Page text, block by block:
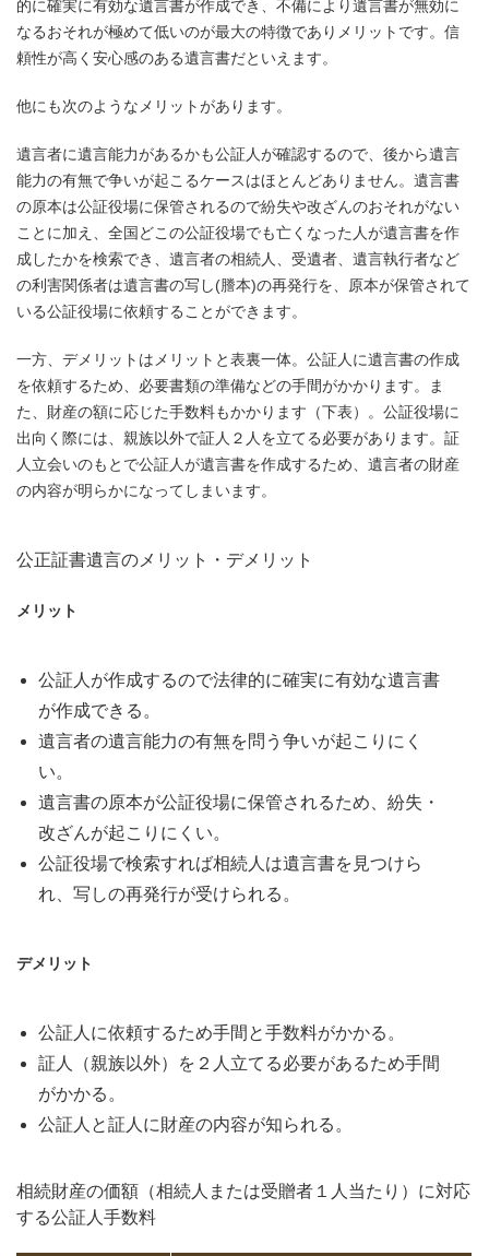
的に確実に有効な遺言書が作成でき、不備により遺言書が無効に
なるおそれが極めて低いのが最大の特徴でありメリットです。信
頼性が高く安心感のある遺言書だといえます。
他にも次のようなメリットがあります。
遺言者に遺言能力があるかも公証人が確認するので、後から遺言
能力の有無で争いが起こるケースはほとんどありません。遺言書
の原本は公証役場に保管されるので紛失や改ざんのおそれがない
ことに加え、全国どこの公証役場でも亡くなった人が遺言書を作
成したかを検索でき、遺言者の相続人、受遺者、遺言執行者など
の利害関係者は遺言書の写し(謄本)の再発行を、原本が保管されて
いる公証役場に依頼することができます。
一方、デメリットはメリットと表裏一体。公証人に遺言書の作成
を依頼するため、必要書類の準備などの手間がかかります。ま
た、財産の額に応じた手数料もかかります（下表）。公証役場に
出向く際には、親族以外で証人２人を立てる必要があります。証
人立会いのもとで公証人が遺言書を作成するため、遺言者の財産
の内容が明らかになってしまいます。
公正証書遺言のメリット・デメリット
メリット
公証人が作成するので法律的に確実に有効な遺言書
が作成できる。
遺言者の遺言能力の有無を問う争いが起こりにく
い。
遺言書の原本が公証役場に保管されるため、紛失・
改ざんが起こりにくい。
公証役場で検索すれば相続人は遺言書を見つけら
れ、写しの再発行が受けられる。
デメリット
公証人に依頼するため手間と手数料がかかる。
証人（親族以外）を２人立てる必要があるため手間
がかかる。
公証人と証人に財産の内容が知られる。
相続財産の価額（相続人または受贈者１人当たり）に対応
する公証人手数料